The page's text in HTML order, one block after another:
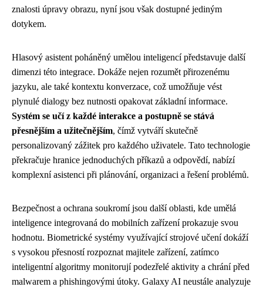
znalosti úpravy obrazu, nyní jsou však dostupné jediným
dotykem.
Hlasový asistent poháněný umělou inteligencí představuje další
dimenzi této integrace. Dokáže nejen rozumět přirozenému
jazyku, ale také kontextu konverzace, což umožňuje vést
plynulé dialogy bez nutnosti opakovat základní informace.
Systém se učí z každé interakce a postupně se stává
přesnějším a užitečnějším, čímž vytváří skutečně
personalizovaný zážitek pro každého uživatele. Tato technologie
překračuje hranice jednoduchých příkazů a odpovědí, nabízí
komplexní asistenci při plánování, organizaci a řešení problémů.
Bezpečnost a ochrana soukromí jsou další oblasti, kde umělá
inteligence integrovaná do mobilních zařízení prokazuje svou
hodnotu. Biometrické systémy využívající strojové učení dokáží
s vysokou přesností rozpoznat majitele zařízení, zatímco
inteligentní algoritmy monitorují podezřelé aktivity a chrání před
malwarem a phishingovými útoky. Galaxy AI neustále analyzuje